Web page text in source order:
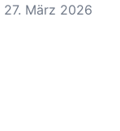
27. März 2026